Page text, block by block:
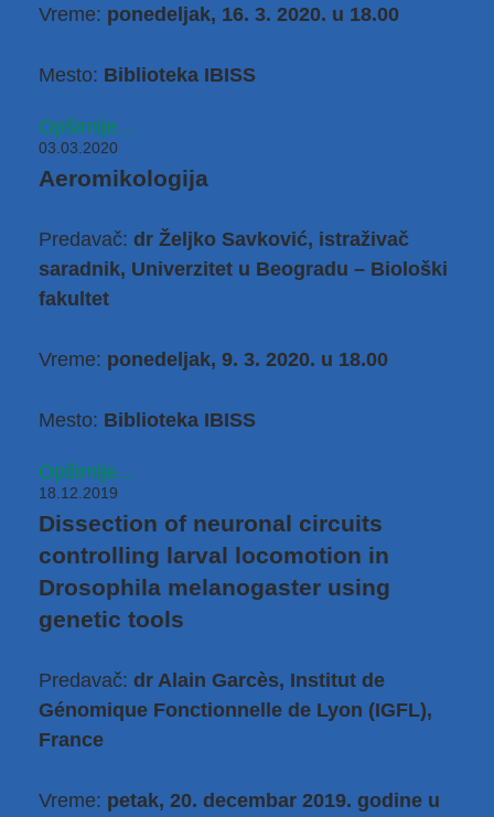
Vreme: ponedeljak, 16. 3. 2020. u 18.00
Mesto: Biblioteka IBISS
Opširnije...
03.03.2020
Aeromikologija
Predavač: dr Željko Savković, istraživač
saradnik, Univerzitet u Beogradu – Biološki
fakultet
Vreme: ponedeljak, 9. 3. 2020. u 18.00
Mesto: Biblioteka IBISS
Opširnije...
18.12.2019
Dissection of neuronal circuits
controlling larval locomotion in
Drosophila melanogaster using
genetic tools
Predavač: dr Alain Garcès, Institut de
Génomique Fonctionnelle de Lyon (IGFL),
France
Vreme: petak, 20. decembar 2019. godine u